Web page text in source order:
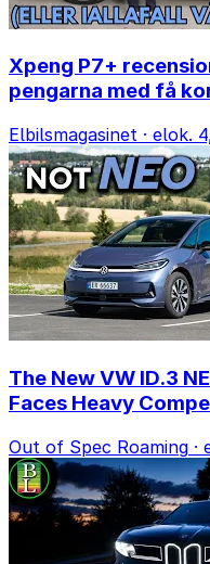
Xpeng P7+
pengarna med få
Elbilsmagasinet · elok.
The New VW ID.3
Faces Heavy
Out of Spec Roaming ·